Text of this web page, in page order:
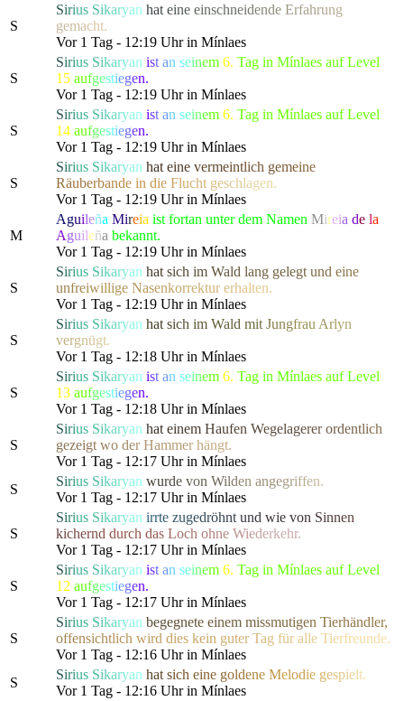
S
Sirius Sikaryan hat eine einschneidende Erfahrung
gemacht.
Vor 1 Tag - 12:19 Uhr in Mínlaes
S
Sirius Sikaryan ist an seinem 6. Tag in Mínlaes auf Level
15 aufgestiegen.
Vor 1 Tag - 12:19 Uhr in Mínlaes
S
Sirius Sikaryan ist an seinem 6. Tag in Mínlaes auf Level
14 aufgestiegen.
Vor 1 Tag - 12:19 Uhr in Mínlaes
S
Sirius Sikaryan hat eine vermeintlich gemeine
Räuberbande in die Flucht geschlagen.
Vor 1 Tag - 12:19 Uhr in Mínlaes
M
Aguileña Mireia ist fortan unter dem Namen Mireia de la
Aguileña bekannt.
Vor 1 Tag - 12:19 Uhr in Mínlaes
S
Sirius Sikaryan hat sich im Wald lang gelegt und eine
unfreiwillige Nasenkorrektur erhalten.
Vor 1 Tag - 12:19 Uhr in Mínlaes
S
Sirius Sikaryan hat sich im Wald mit Jungfrau Arlyn
vergnügt.
Vor 1 Tag - 12:18 Uhr in Mínlaes
S
Sirius Sikaryan ist an seinem 6. Tag in Mínlaes auf Level
13 aufgestiegen.
Vor 1 Tag - 12:18 Uhr in Mínlaes
S
Sirius Sikaryan hat einem Haufen Wegelagerer ordentlich
gezeigt wo der Hammer hängt.
Vor 1 Tag - 12:17 Uhr in Mínlaes
S
Sirius Sikaryan wurde von Wilden angegriffen.
Vor 1 Tag - 12:17 Uhr in Mínlaes
S
Sirius Sikaryan irrte zugedröhnt und wie von Sinnen
kichernd durch das Loch ohne Wiederkehr.
Vor 1 Tag - 12:17 Uhr in Mínlaes
S
Sirius Sikaryan ist an seinem 6. Tag in Mínlaes auf Level
12 aufgestiegen.
Vor 1 Tag - 12:17 Uhr in Mínlaes
S
Sirius Sikaryan begegnete einem missmutigen Tierhändler,
offensichtlich wird dies kein guter Tag für alle Tierfreunde.
Vor 1 Tag - 12:16 Uhr in Mínlaes
S
Sirius Sikaryan hat sich eine goldene Melodie gespielt.
Vor 1 Tag - 12:16 Uhr in Mínlaes